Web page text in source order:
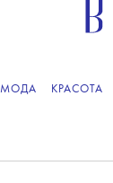
МОДА КРАСОТА